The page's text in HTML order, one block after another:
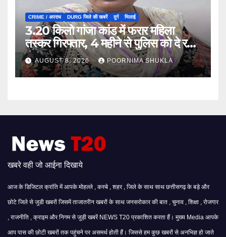
CRIME / अपराध DURG जिले की खबरें दुर्ग भिलाई
3.20 किलो गांजा कांड में फरार महिला
तस्कर गिरफ्तार, 4 महीने से पुलिस को दे रही
थी चकमा…
AUGUST 8, 2026 POORNIMA SHUKLA
खबरे वही जो आईना दिखाये
आज के डिजिटल क्रांति में आपके मोहल्ले , कस्बे , शहर , जिले के साथ साथ छत्तीसगढ़ के बड़े और
छोटे जिले से जुडी खबरों जिसमें ताजातरीन खबरों के साथ जनसरोकार की बात , चुनाव , शिक्षा , रोजगार
, राजनीति , क्राइम और निगम से जुड़ी खबरें NEWS T20 प्रकाशित करता हैं। मुख्य Media आपके
आप पास की छोटी खबरों तक पहुंचने पर असमर्थ होती हैं। जिससे हम कुछ खबरों से अनभिज्ञ हो जाते